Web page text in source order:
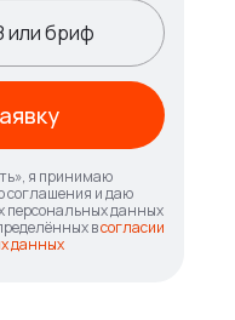
или бриф
я принимаю
соглашения и даю
персональных данных
всогласии
данных